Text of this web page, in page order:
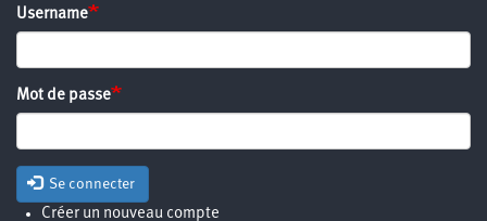
Username
Mot de passe
Se connecter
Créer un nouveau compte